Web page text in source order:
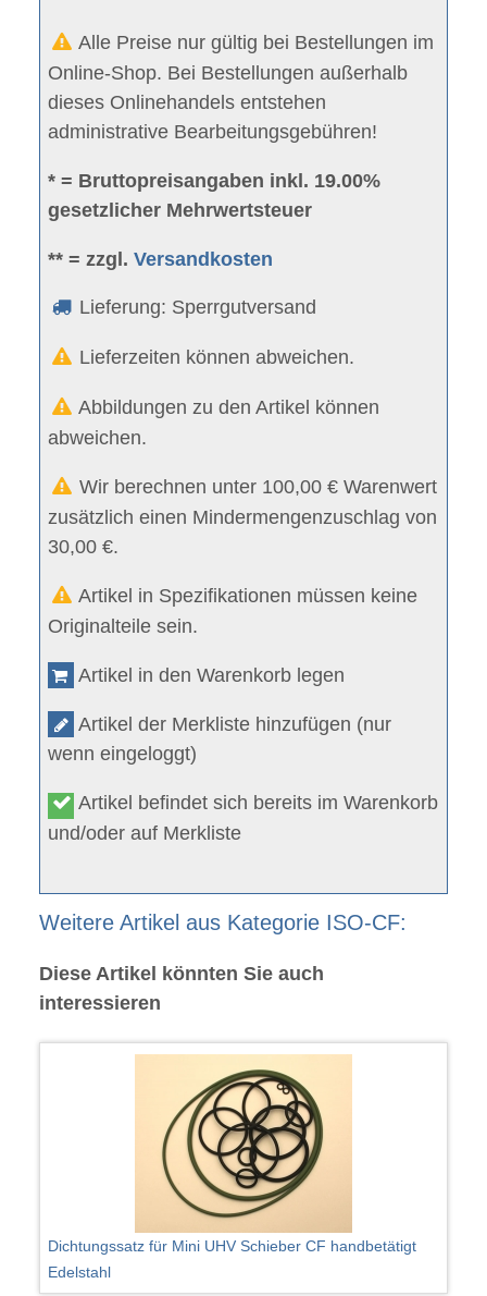
Alle Preise nur gültig bei Bestellungen im
Online-Shop. Bei Bestellungen außerhalb
dieses Onlinehandels entstehen
administrative Bearbeitungsgebühren!
* = Bruttopreisangaben inkl. 19.00%
gesetzlicher Mehrwertsteuer
** = zzgl.Versandkosten
Lieferung: Sperrgutversand
Lieferzeiten können abweichen.
Abbildungen zu den Artikel können
abweichen.
Wir berechnen unter 100,00 € Warenwert
zusätzlich einen Mindermengenzuschlag von
30,00 €.
Artikel in Spezifikationen müssen keine
Originalteile sein.
Artikel in den Warenkorb legen
Artikel der Merkliste hinzufügen (nur
wenn eingeloggt)
Artikel befindet sich bereits im Warenkorb
und/oder auf Merkliste
Weitere Artikel aus Kategorie ISO-CF:
Diese Artikel könnten Sie auch
interessieren
Dichtungssatz für Mini UHV Schieber CF handbetätigt
Edelstahl